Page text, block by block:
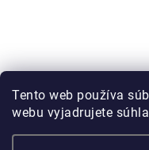
Tento web používa
webu vyjadrujete